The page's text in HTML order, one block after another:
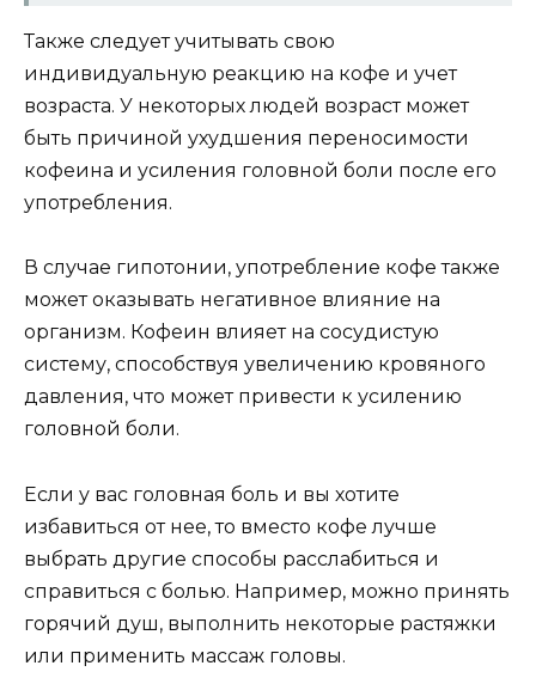
Также следует учитывать свою
индивидуальную реакцию на кофе и учет
возраста. У некоторых людей возраст может
быть причиной ухудшения переносимости
кофеина и усиления головной боли после его
употребления.
В случае гипотонии, употребление кофе также
может оказывать негативное влияние на
организм. Кофеин влияет на сосудистую
систему, способствуя увеличению кровяного
давления, что может привести к усилению
головной боли.
Если у вас головная боль и вы хотите
избавиться от нее, то вместо кофе лучше
выбрать другие способы расслабиться и
справиться с болью. Например, можно принять
горячий душ, выполнить некоторые растяжки
или применить массаж головы.